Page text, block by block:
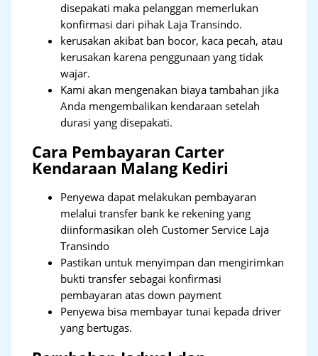
disepakati maka pelanggan memerlukan
konfirmasi dari pihak Laja Transindo.
kerusakan akibat ban bocor, kaca pecah, atau
kerusakan karena penggunaan yang tidak
wajar.
Kami akan mengenakan biaya tambahan jika
Anda mengembalikan kendaraan setelah
durasi yang disepakati.
Cara Pembayaran Carter
Kendaraan Malang Kediri
Penyewa dapat melakukan pembayaran
melalui transfer bank ke rekening yang
diinformasikan oleh Customer Service Laja
Transindo
Pastikan untuk menyimpan dan mengirimkan
bukti transfer sebagai konfirmasi
pembayaran atas down payment
Penyewa bisa membayar tunai kepada driver
yang bertugas.